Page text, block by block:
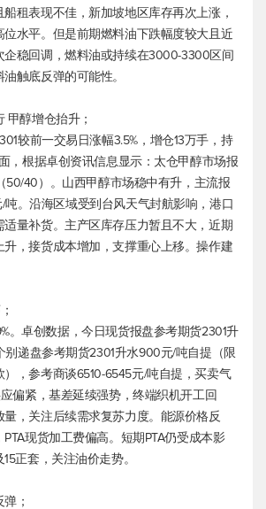
租表现不佳，新加坡地区库存再次上涨，
位水平。但是前期燃料油下跌幅度较大且近
企稳回调，燃料油或持续在3000-3300区间
触底反弹的可能性。
甲醇增仓抬升；
较前一交易日涨幅3.5%，增仓13万手，持
，根据卓创资讯信息显示：太仓甲醇市场报
50/40）。山西甲醇市场稳中有升，主流报
吨。沿海区域受到台风天气封航影响，港口
量补货。主产区库存压力暂且不大，近期
升，接货成本增加，支撑重心上移。操作建
。卓创数据，今日现货报盘参考期货2301升
递盘参考期货2301升水900元/吨自提（限
，参考商谈6510-6545元/吨自提，买卖气
偏紧，基差延续强势，终端织机开工回
，关注后续需求复苏力度。能源价格反
现货加工费偏高。短期PTA仍受成本影
正套，关注油价走势。
；